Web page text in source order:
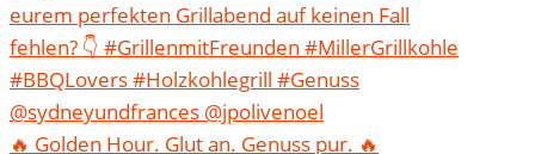
🔥 Golden Hour. Glut an. Genuss pur. 🔥